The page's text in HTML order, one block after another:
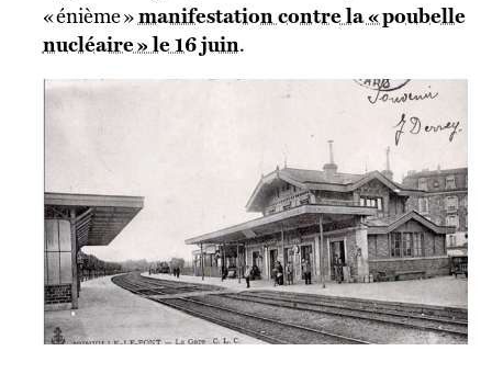
« énième »manifestation contre la « poubelle
nucléaire » le 16 juin.